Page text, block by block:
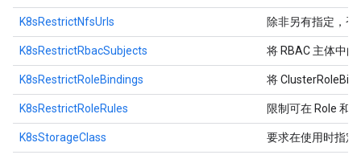
K8sRestrictNfsUrls 除非另有指定，否
K8sRestrictRbacSubjects 将 RBAC 主体中
K8sRestrictRoleBindings 将
K8sRestrictRoleRules 限制可在 Role 和
K8sStorageClass 要求在使用时指定